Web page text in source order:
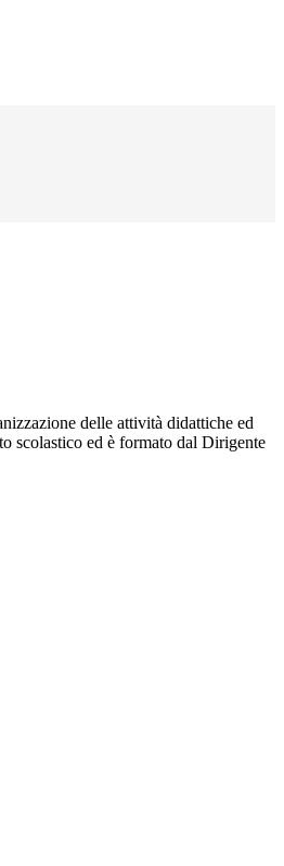
delle attività didattiche ed
scolastico ed è formato dal Dirigente